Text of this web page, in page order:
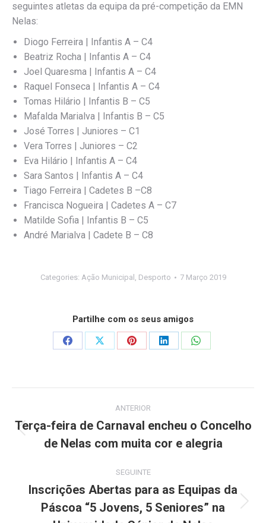
seguintes atletas da equipa da pré-competição da EMN
Nelas:
Diogo Ferreira | Infantis A – C4
Beatriz Rocha | Infantis A – C4
Joel Quaresma | Infantis A – C4
Raquel Fonseca | Infantis A – C4
Tomas Hilário | Infantis B – C5
Mafalda Marialva | Infantis B – C5
José Torres | Juniores – C1
Vera Torres | Juniores – C2
Eva Hilário | Infantis A – C4
Sara Santos | Infantis A – C4
Tiago Ferreira | Cadetes B –C8
Francisca Nogueira | Cadetes A – C7
Matilde Sofia | Infantis B – C5
André Marialva | Cadete B – C8
Categories: Ação Municipal , Desporto 7 Março 2019
Partilhe com os seus amigos
Share
Share
Share
Share
Share
navigation
ANTERIOR
post:
Terça-feira de Carnaval encheu o Concelho
de Nelas com muita cor e alegria
SEGUINTE
Next
Inscrições Abertas para as Equipas da
Páscoa “5 Jovens, 5 Seniores” na